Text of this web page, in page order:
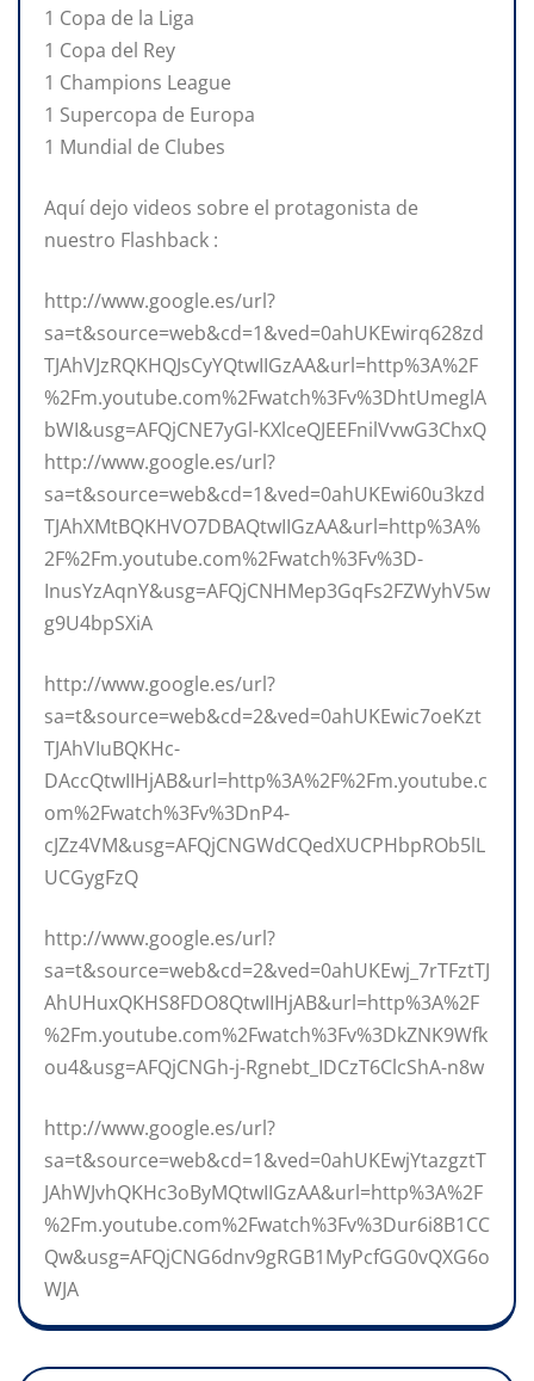
1 Copa de la Liga
1 Copa del Rey
1 Champions League
1 Supercopa de Europa
1 Mundial de Clubes
Aquí dejo videos sobre el protagonista de
nuestro Flashback :
http://www.google.es/url?
sa=t&source=web&cd=1&ved=0ahUKEwirq628zd
TJAhVJzRQKHQJsCyYQtwIIGzAA&url=http%3A%2F
%2Fm.youtube.com%2Fwatch%3Fv%3DhtUmeglA
bWI&usg=AFQjCNE7yGl-KXlceQJEEFnilVvwG3ChxQ
http://www.google.es/url?
sa=t&source=web&cd=1&ved=0ahUKEwi60u3kzd
TJAhXMtBQKHVO7DBAQtwIIGzAA&url=http%3A%
2F%2Fm.youtube.com%2Fwatch%3Fv%3D-
InusYzAqnY&usg=AFQjCNHMep3GqFs2FZWyhV5w
g9U4bpSXiA
http://www.google.es/url?
sa=t&source=web&cd=2&ved=0ahUKEwic7oeKzt
TJAhVIuBQKHc-
DAccQtwIIHjAB&url=http%3A%2F%2Fm.youtube.c
om%2Fwatch%3Fv%3DnP4-
cJZz4VM&usg=AFQjCNGWdCQedXUCPHbpROb5lL
UCGygFzQ
http://www.google.es/url?
sa=t&source=web&cd=2&ved=0ahUKEwj_7rTFztTJ
AhUHuxQKHS8FDO8QtwIIHjAB&url=http%3A%2F
%2Fm.youtube.com%2Fwatch%3Fv%3DkZNK9Wfk
ou4&usg=AFQjCNGh-j-Rgnebt_IDCzT6ClcShA-n8w
http://www.google.es/url?
sa=t&source=web&cd=1&ved=0ahUKEwjYtazgztT
JAhWJvhQKHc3oByMQtwIIGzAA&url=http%3A%2F
%2Fm.youtube.com%2Fwatch%3Fv%3Dur6i8B1CC
Qw&usg=AFQjCNG6dnv9gRGB1MyPcfGG0vQXG6o
WJA